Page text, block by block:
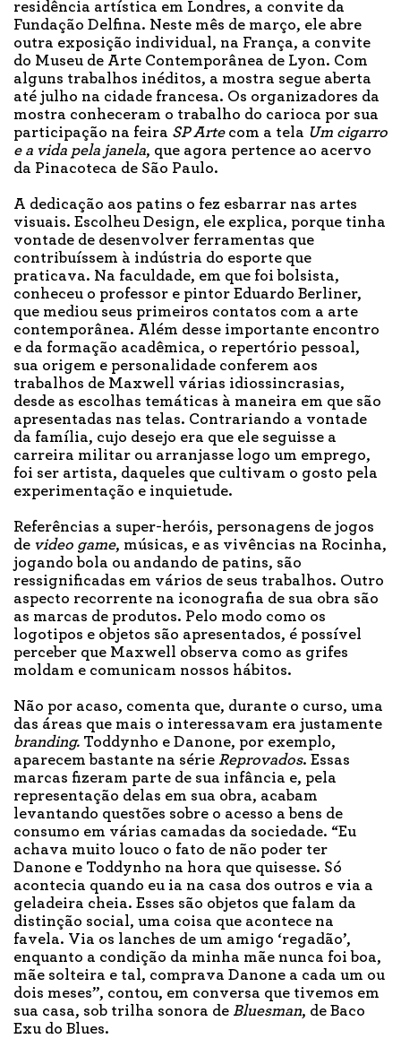
residência artística em Londres, a convite da
Fundação Delfina. Neste mês de março, ele abre
outra exposição individual, na França, a convite
do Museu de Arte Contemporânea de Lyon. Com
alguns trabalhos inéditos, a mostra segue aberta
até julho na cidade francesa. Os organizadores da
mostra conheceram o trabalho do carioca por sua
participação na feira SP Artecom a tela Um cigarro
e a vida pela janela, que agora pertence ao acervo
da Pinacoteca de São Paulo.
A dedicação aos patins o fez esbarrar nas artes
visuais. Escolheu Design, ele explica, porque tinha
vontade de desenvolver ferramentas que
contribuíssem à indústria do esporte que
praticava. Na faculdade, em que foi bolsista,
conheceu o professor e pintor Eduardo Berliner,
que mediou seus primeiros contatos com a arte
contemporânea. Além desse importante encontro
e da formação acadêmica, o repertório pessoal,
sua origem e personalidade conferem aos
trabalhos de Maxwell várias idiossincrasias,
desde as escolhas temáticas à maneira em que são
apresentadas nas telas. Contrariando a vontade
da família, cujo desejo era que ele seguisse a
carreira militar ou arranjasse logo um emprego,
foi ser artista, daqueles que cultivam o gosto pela
experimentação e inquietude.
Referências a super-heróis, personagens de jogos
de video game, músicas, e as vivências na Rocinha,
jogando bola ou andando de patins, são
ressignificadas em vários de seus trabalhos. Outro
aspecto recorrente na iconografia de sua obra são
as marcas de produtos. Pelo modo como os
logotipos e objetos são apresentados, é possível
perceber que Maxwell observa como as grifes
moldam e comunicam nossos hábitos.
Não por acaso, comenta que, durante o curso, uma
das áreas que mais o interessavam era justamente
branding. Toddynho e Danone, por exemplo,
aparecem bastante na série Reprovados. Essas
marcas fizeram parte de sua infância e, pela
representação delas em sua obra, acabam
levantando questões sobre o acesso a bens de
consumo em várias camadas da sociedade. “Eu
achava muito louco o fato de não poder ter
Danone e Toddynho na hora que quisesse. Só
acontecia quando eu ia na casa dos outros e via a
geladeira cheia. Esses são objetos que falam da
distinção social, uma coisa que acontece na
favela. Via os lanches de um amigo ‘regadão’,
enquanto a condição da minha mãe nunca foi boa,
mãe solteira e tal, comprava Danone a cada um ou
dois meses”, contou, em conversa que tivemos em
sua casa, sob trilha sonora de Bluesman, de Baco
Exu do Blues.